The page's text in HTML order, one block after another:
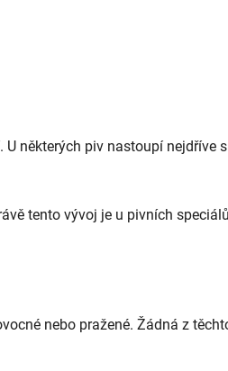
některých piv nastoupí nejdříve
tento vývoj je u pivních
nebo pražené. Žádná z